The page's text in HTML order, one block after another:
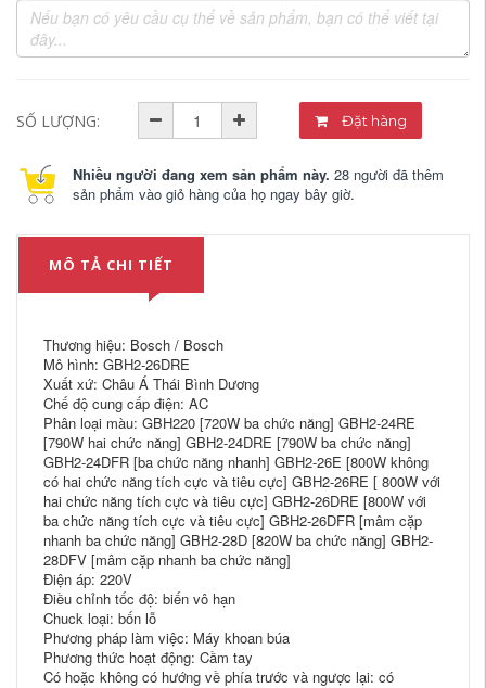
SỐ LƯỢNG: Đặt hàng
Nhiều người đang xem sản phẩm này. 28 người đã thêm
sản phẩm vào giỏ hàng của họ ngay bây giờ.
MÔ TẢ CHI TIẾT
Thương hiệu: Bosch / Bosch
Mô hình: GBH2-26DRE
Xuất xứ: Châu Á Thái Bình Dương
Chế độ cung cấp điện: AC
Phân loại màu: GBH220 [720W ba chức năng] GBH2-24RE
[790W hai chức năng] GBH2-24DRE [790W ba chức năng]
GBH2-24DFR [ba chức năng nhanh] GBH2-26E [800W không
có hai chức năng tích cực và tiêu cực] GBH2-26RE [ 800W với
hai chức năng tích cực và tiêu cực] GBH2-26DRE [800W với
ba chức năng tích cực và tiêu cực] GBH2-26DFR [mâm cặp
nhanh ba chức năng] GBH2-28D [820W ba chức năng] GBH2-
28DFV [mâm cặp nhanh ba chức năng]
Điện áp: 220V
Điều chỉnh tốc độ: biến vô hạn
Chuck loại: bốn lỗ
Phương pháp làm việc: Máy khoan búa
Phương thức hoạt động: Cầm tay
Có hoặc không có hướng về phía trước và ngược lại: có